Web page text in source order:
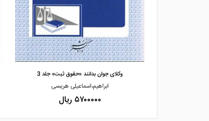
مشاهده و خرید
وکلای جوان بدانند «حقوق ثبت» جلد 3
ابراهیم،اسماعیلی هریسی
۵۷۰۰۰۰۰ ریال